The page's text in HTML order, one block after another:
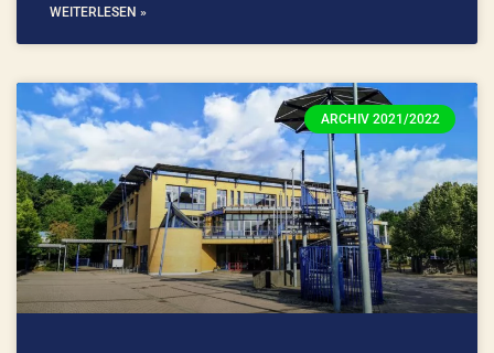
WEITERLESEN »
ARCHIV 2021/2022